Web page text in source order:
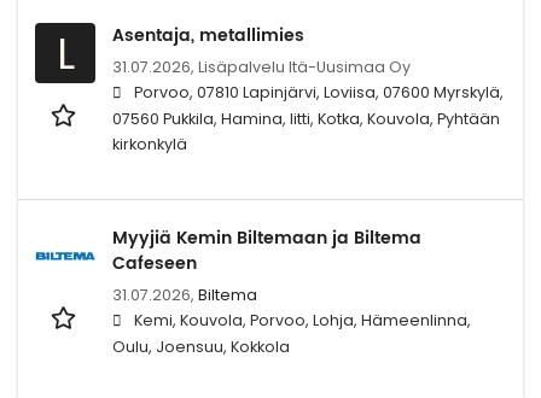
L Asentaja, metallimies
31.07.2026, Lisäpalvelu Itä-Uusimaa Oy
Porvoo, 07810 Lapinjärvi, Loviisa, 07600 Myrskylä,
07560 Pukkila, Hamina, Iitti, Kotka, Kouvola, Pyhtään
kirkonkylä
Myyjiä Kemin Biltemaan ja Biltema
Cafeseen
31.07.2026, Biltema
Kemi, Kouvola, Porvoo, Lohja, Hämeenlinna,
Oulu, Joensuu, Kokkola